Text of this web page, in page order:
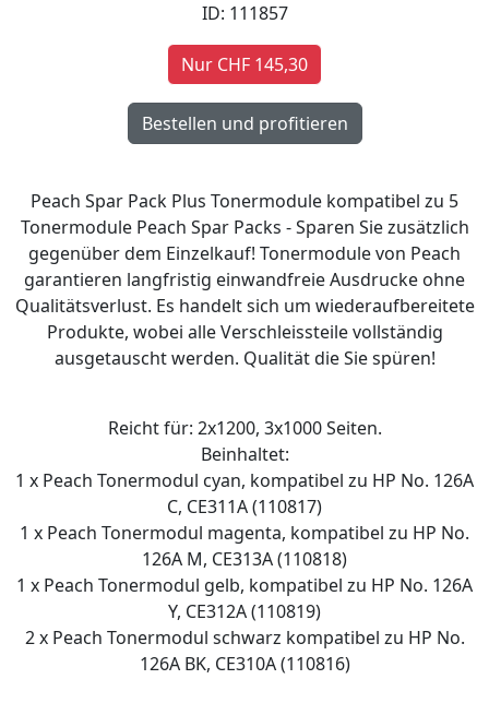
ID: 111857
Nur CHF 145,30
Peach Spar Pack Plus Tonermodule kompatibel zu 5
Tonermodule Peach Spar Packs - Sparen Sie zusätzlich
gegenüber dem Einzelkauf! Tonermodule von Peach
garantieren langfristig einwandfreie Ausdrucke ohne
Qualitätsverlust. Es handelt sich um wiederaufbereitete
Produkte, wobei alle Verschleissteile vollständig
ausgetauscht werden. Qualität die Sie spüren!
Reicht für: 2x1200, 3x1000 Seiten.
Beinhaltet:
1 x Peach Tonermodul cyan, kompatibel zu HP No. 126A
C, CE311A (110817)
1 x Peach Tonermodul magenta, kompatibel zu HP No.
126A M, CE313A (110818)
1 x Peach Tonermodul gelb, kompatibel zu HP No. 126A
Y, CE312A (110819)
2 x Peach Tonermodul schwarz kompatibel zu HP No.
126A BK, CE310A (110816)